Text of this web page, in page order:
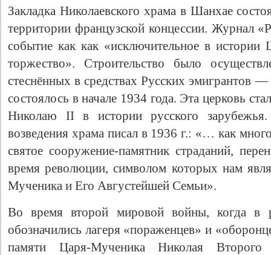
Закладка Николаевского храма в Шанхае
территории французской концессии. Журнал
событие как как «исключительное в истории
торжество». Строительство было
стеснённых в средствах Русских эмигрантов
состоялось в начале 1934 года. Эта церковь
Николаю II в истории русского
возведения храма писал в 1936 г.: «… как
святое сооружение-памятник страданий,
время революции, символом которых нам
Мученика и Его Августейшей Семьи».
Во время второй мировой войны, когда в
обозначились лагеря «пораженцев» и
памяти Царя-Мученика Николая